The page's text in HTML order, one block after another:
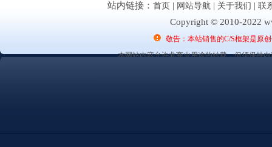
站内链接： 首页 | 网站导航 | 关于我们 | 联
Copyright © 2010-2022
敬告：本站销售的C/S框架是原
本网站内容允许非商业用途的转载，但须保持